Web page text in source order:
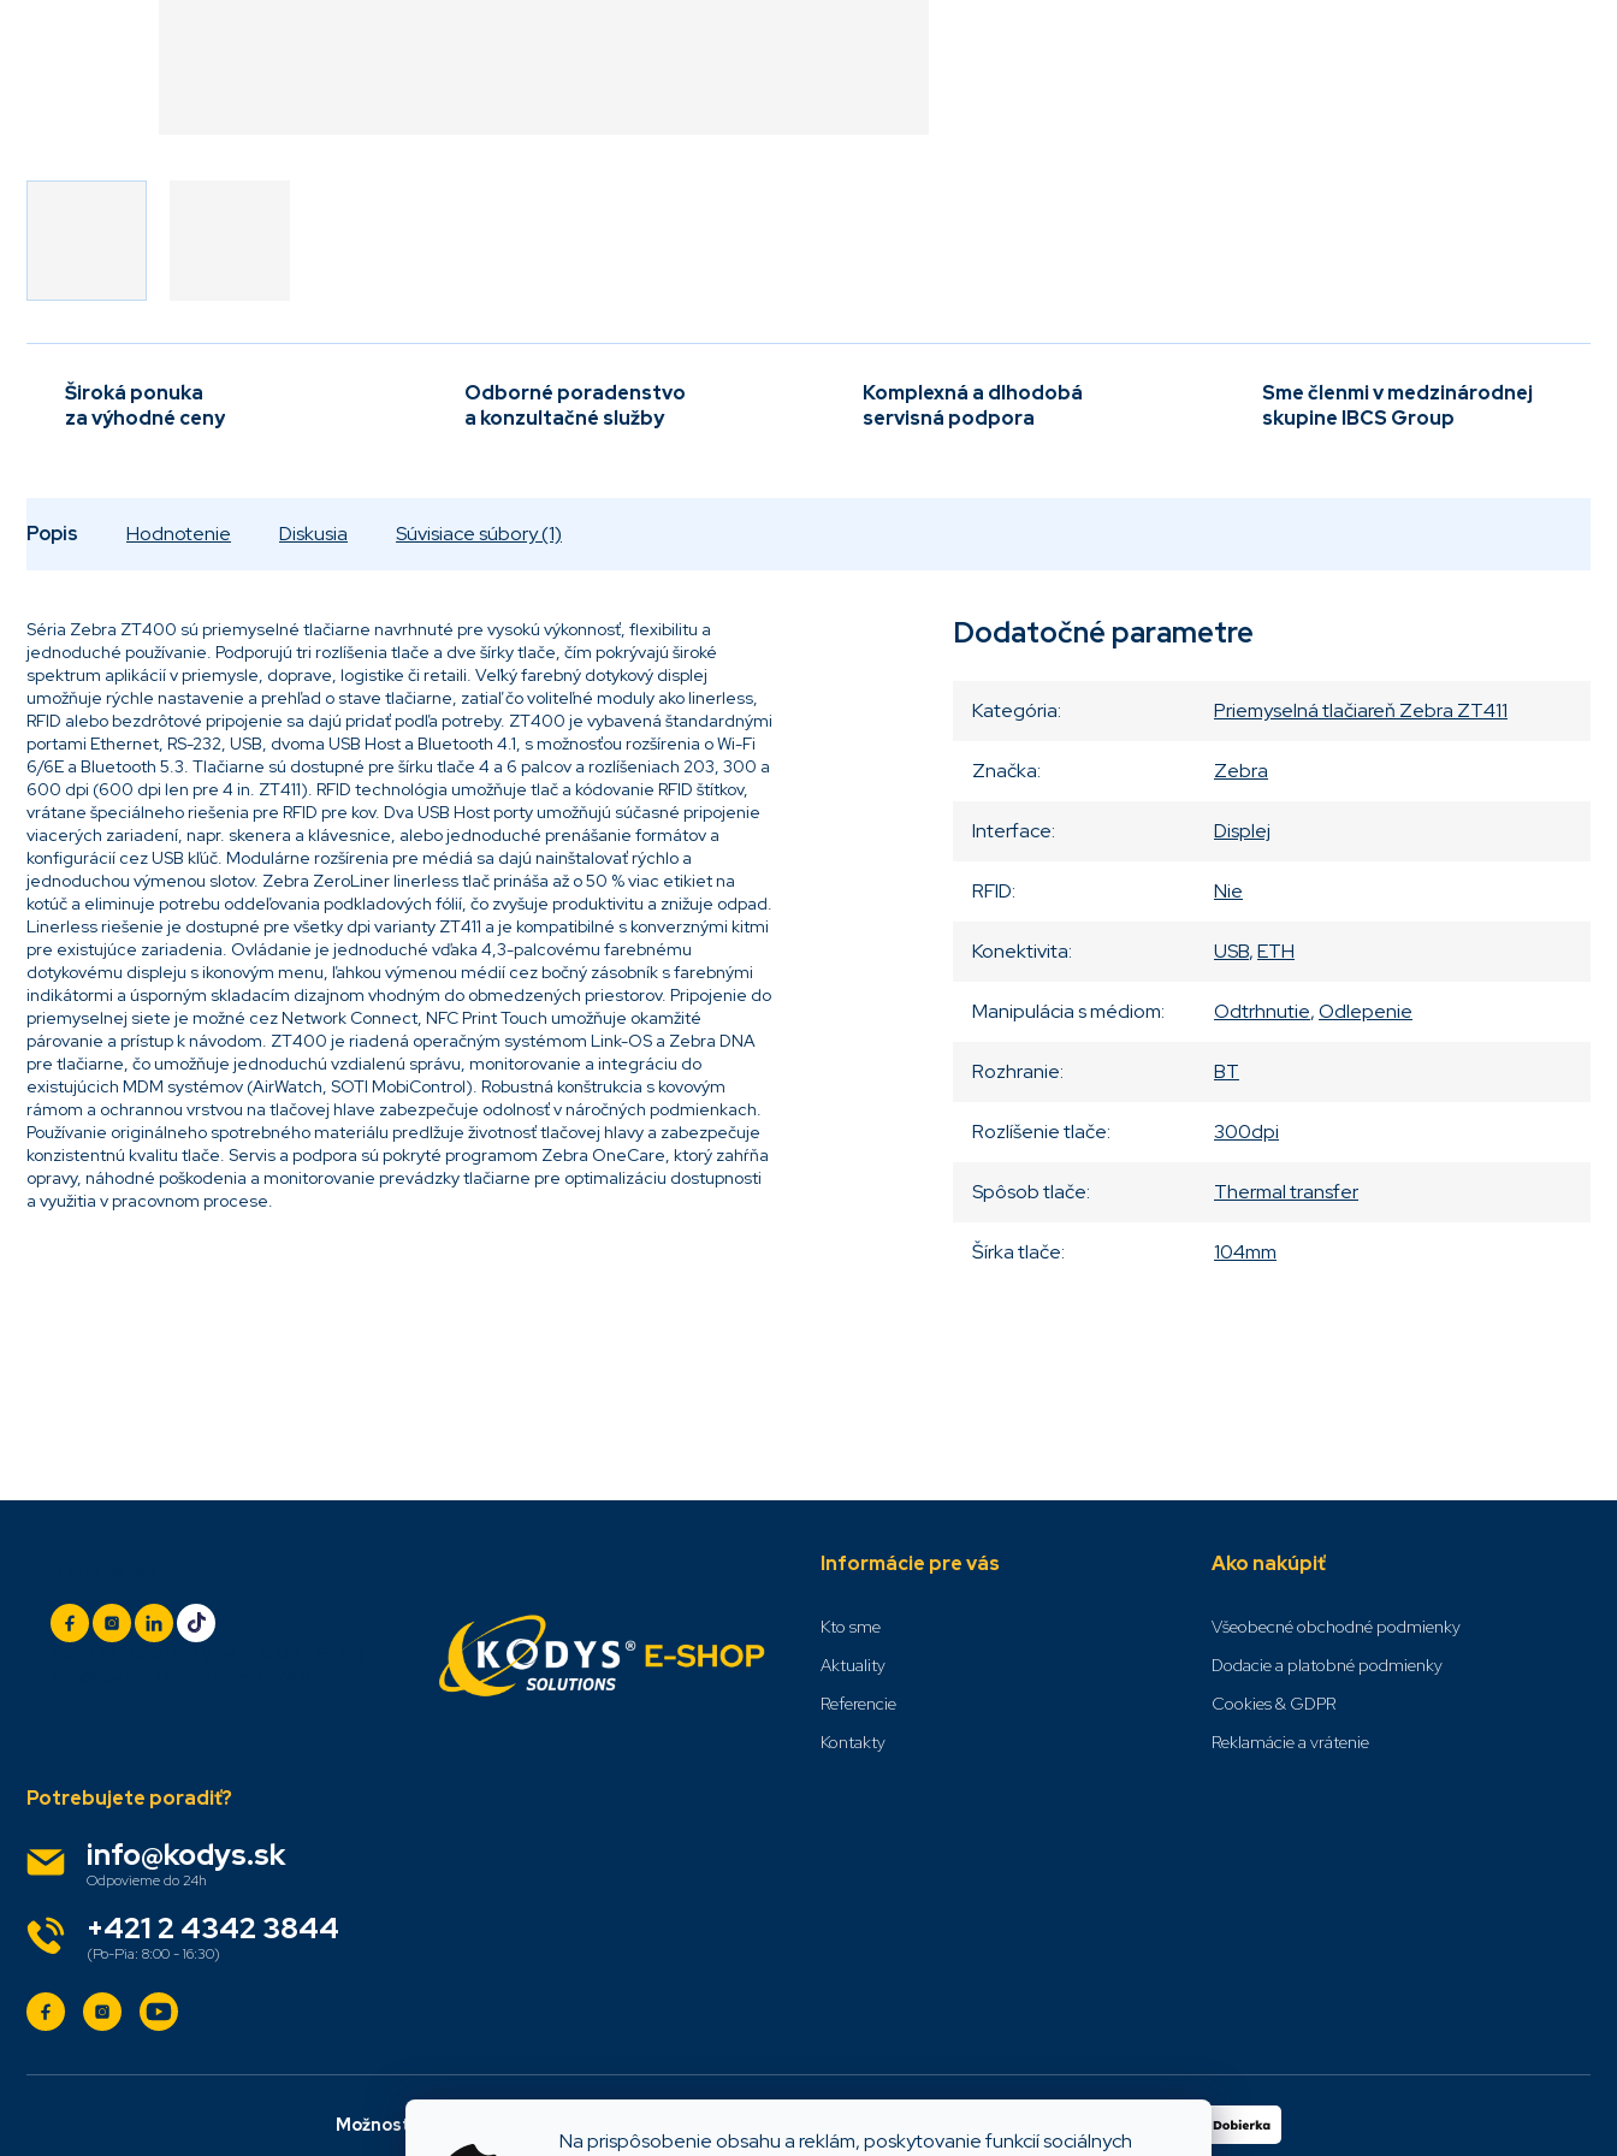
Na prispôsobenie obsahu a reklám, poskytovanie funkcií sociálnych
Široká ponuka
za výhodné ceny
Odborné poradenstvo
a konzultačné služby
Komplexná a dlhodobá
servisná podpora
Sme členmi v medzinárodnej
skupine IBCS Group
Popis Súvisiace súbory (1)
Hodnotenie Diskusia
Séria Zebra ZT400 sú priemyselné tlačiarne navrhnuté pre vysokú výkonnosť, flexibilitu a
jednoduché používanie. Podporujú tri rozlíšenia tlače a dve šírky tlače, čím pokrývajú široké
spektrum aplikácií v priemysle, doprave, logistike či retaili. Veľký farebný dotykový displej
umožňuje rýchle nastavenie a prehľad o stave tlačiarne, zatiaľ čo voliteľné moduly ako linerless,
RFID alebo bezdrôtové pripojenie sa dajú pridať podľa potreby. ZT400 je vybavená štandardnými
portami Ethernet, RS-232, USB, dvoma USB Host a Bluetooth 4.1, s možnosťou rozšírenia o Wi-Fi
6/6E a Bluetooth 5.3. Tlačiarne sú dostupné pre šírku tlače 4 a 6 palcov a rozlíšeniach 203, 300 a
600 dpi (600 dpi len pre 4 in. ZT411). RFID technológia umožňuje tlač a kódovanie RFID štítkov,
vrátane špeciálneho riešenia pre RFID pre kov. Dva USB Host porty umožňujú súčasné pripojenie
viacerých zariadení, napr. skenera a klávesnice, alebo jednoduché prenášanie formátov a
konfigurácií cez USB kľúč. Modulárne rozšírenia pre médiá sa dajú nainštalovať rýchlo a
jednoduchou výmenou slotov. Zebra ZeroLiner linerless tlač prináša až o 50 % viac etikiet na
kotúč a eliminuje potrebu oddeľovania podkladových fólií, čo zvyšuje produktivitu a znižuje odpad.
Linerless riešenie je dostupné pre všetky dpi varianty ZT411 a je kompatibilné s konverznými kitmi
pre existujúce zariadenia. Ovládanie je jednoduché vďaka 4,3-palcovému farebnému
dotykovému displeju s ikonovým menu, ľahkou výmenou médií cez bočný zásobník s farebnými
indikátormi a úsporným skladacím dizajnom vhodným do obmedzených priestorov. Pripojenie do
priemyselnej siete je možné cez Network Connect, NFC Print Touch umožňuje okamžité
párovanie a prístup k návodom. ZT400 je riadená operačným systémom Link-OS a Zebra DNA
pre tlačiarne, čo umožňuje jednoduchú vzdialenú správu, monitorovanie a integráciu do
existujúcich MDM systémov (AirWatch, SOTI MobiControl). Robustná konštrukcia s kovovým
rámom a ochrannou vrstvou na tlačovej hlave zabezpečuje odolnosť v náročných podmienkach.
Používanie originálneho spotrebného materiálu predlžuje životnosť tlačovej hlavy a zabezpečuje
konzistentnú kvalitu tlače. Servis a podpora sú pokryté programom Zebra OneCare, ktorý zahŕňa
opravy, náhodné poškodenia a monitorovanie prevádzky tlačiarne pre optimalizáciu dostupnosti
a využitia v pracovnom procese.
Dodatočné parametre
Kategória: Priemyselná tlačiareň Zebra ZT411
Značka: Zebra
Interface: Displej
RFID: Nie
Konektivita: USB,ETH
Manipulácia s médiom: Odtrhnutie,Odlepenie
Rozhranie: BT
Rozlíšenie tlače: 300dpi
Spôsob tlače: Thermal transfer
Šírka tlače: 104mm
Informácie pre vás
Kto sme
Aktuality
Referencie
Kontakty
Ako nakúpiť
Všeobecné obchodné podmienky
Dodacie a platobné podmienky
Cookies & GDPR
Reklamácie a vrátenie
info@kodys.sk
+421 2 4342 3844
Možnosti dopravy